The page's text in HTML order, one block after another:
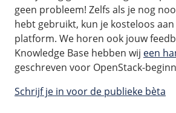
Fast Installs
Netwerk
Infrastructuur
BladeVPS
geen probleem! Zelfs als je nog
hebt gebruikt, kun je kosteloos
platform. We horen ook jouw
Knowledge Base hebben wij een
geschreven voor OpenStack-
Schrijf je in voor de publieke bèta